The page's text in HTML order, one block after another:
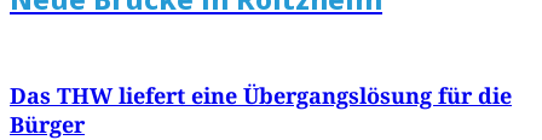
Das THW liefert eine Übergangslösung für die
Bürger